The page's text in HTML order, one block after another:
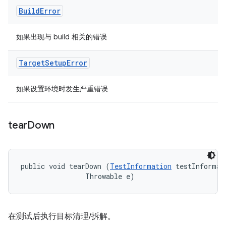
BuildError
如果出现与 build 相关的错误
TargetSetupError
如果设置环境时发生严重错误
tearDown
public void tearDown (TestInformation
                Throwable e)
在测试后执行目标清理/拆解。